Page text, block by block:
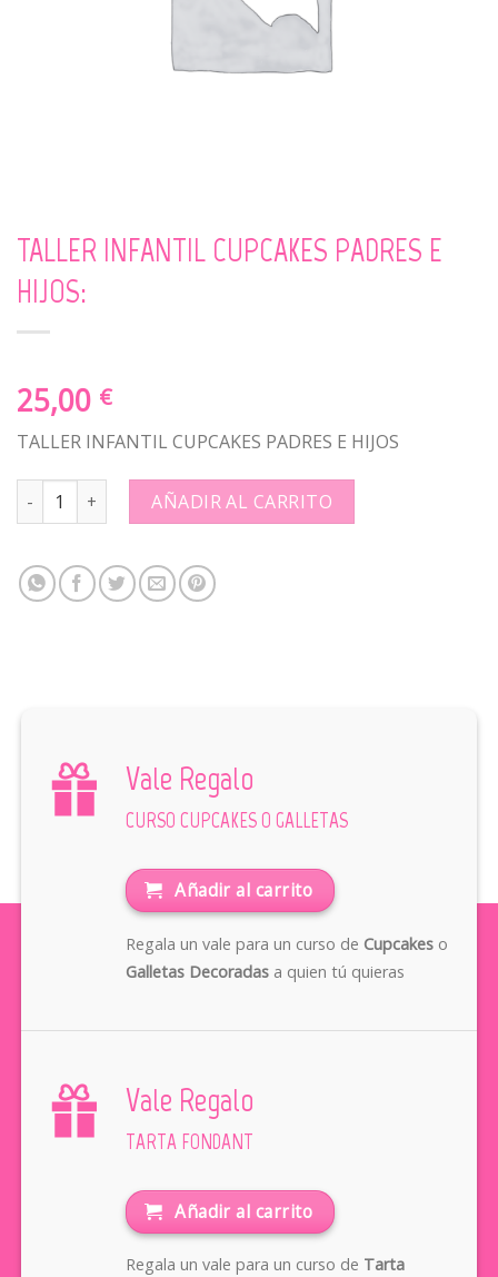
TALLER INFANTIL CUPCAKES PADRES E
HIJOS:
25,00 €
TALLER INFANTIL CUPCAKES PADRES E HIJOS
TALLER INFANTIL CUPCAKES PADRES E HIJOS: quantity
AÑADIR AL CARRITO
Vale Regalo
CURSO CUPCAKES O GALLETAS
Añadir al carrito
Regala un vale para un curso de Cupcakeso
Galletas Decoradasa quien tú quieras
Vale Regalo
TARTA FONDANT
Añadir al carrito
Regala un vale para un curso de Tarta